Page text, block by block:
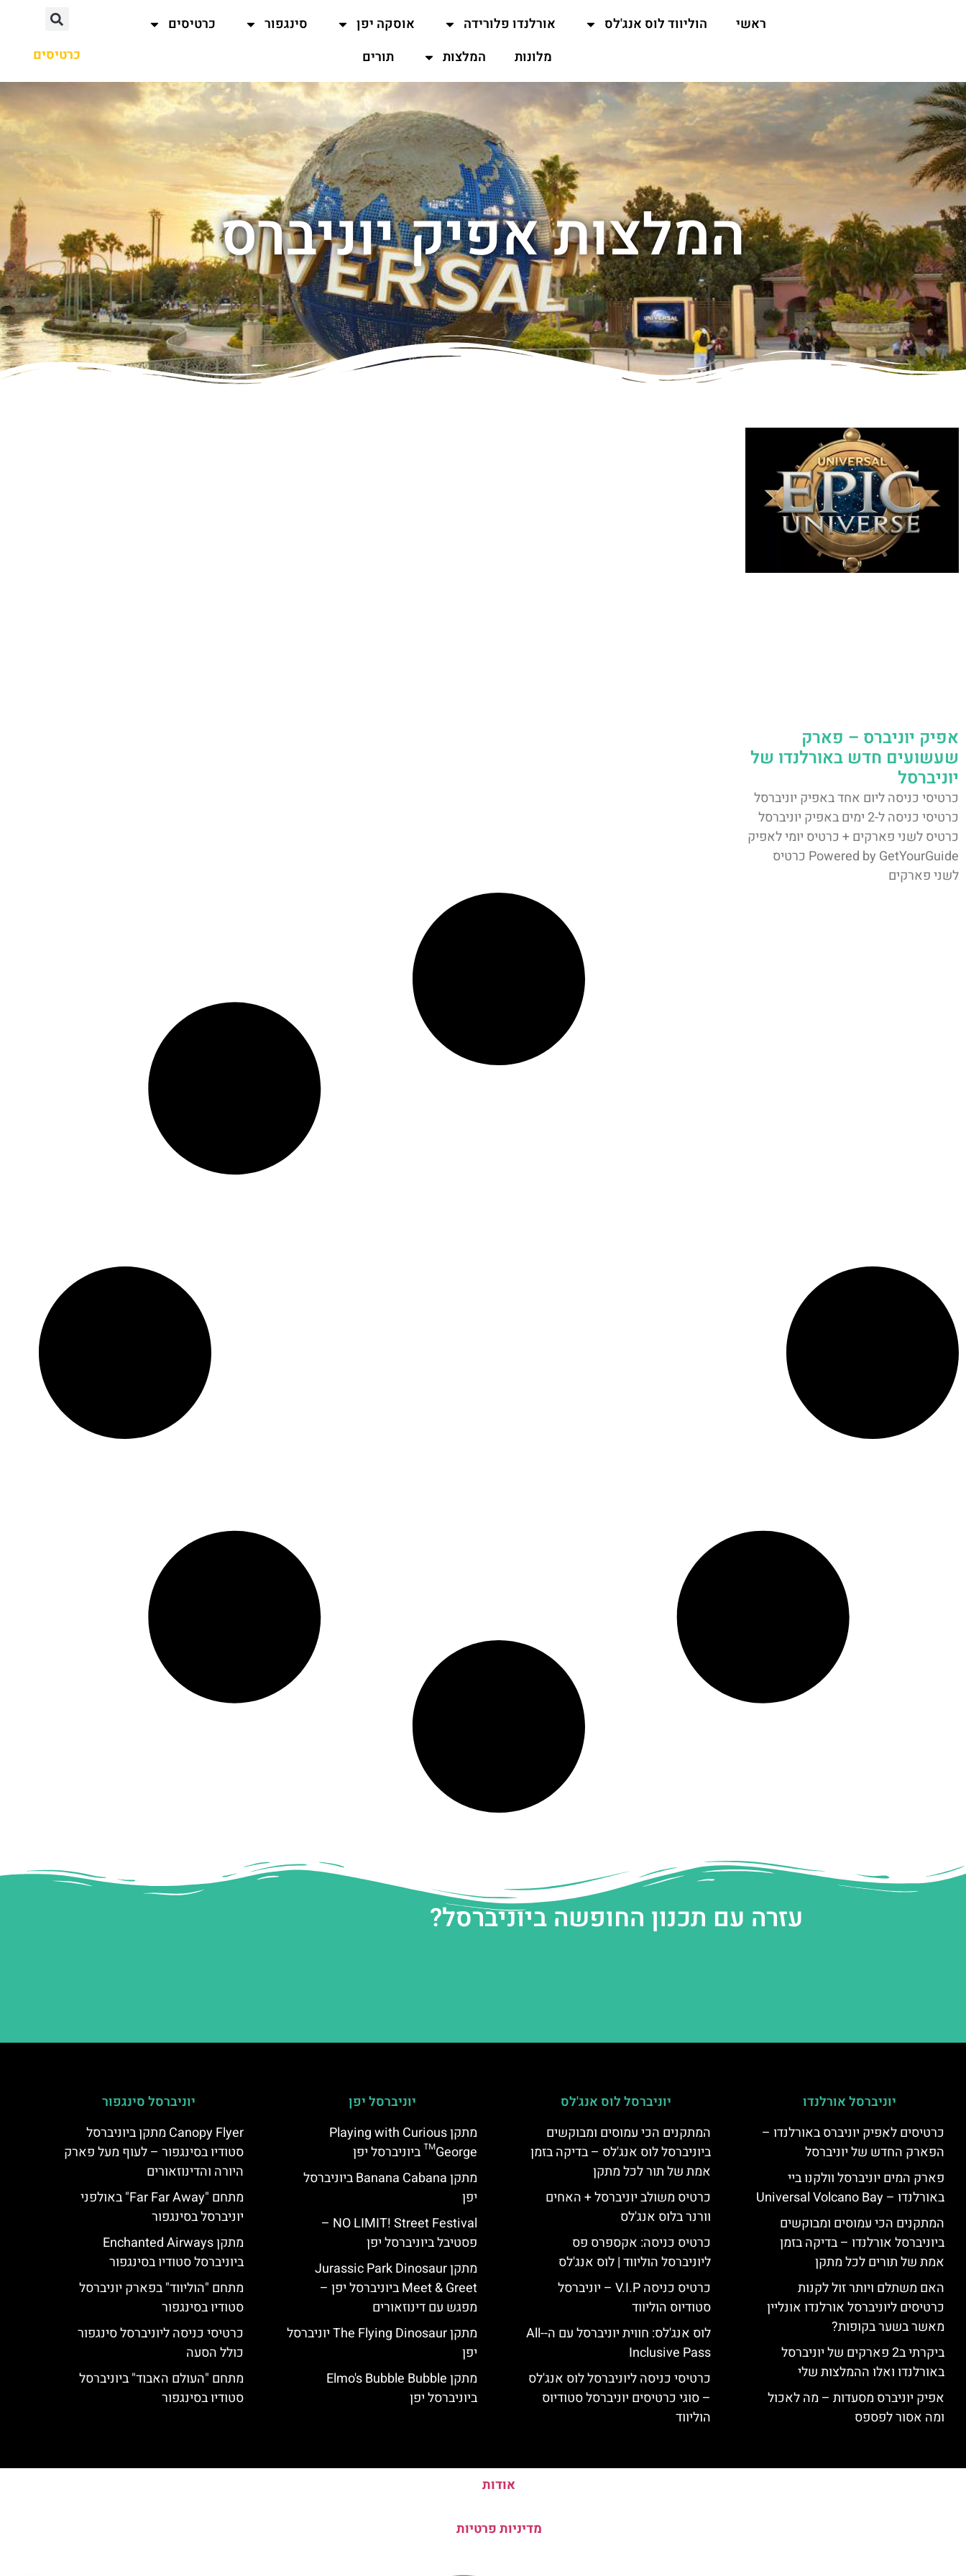
ראשי הוליווד לוס אנג'לס אורלנדו פלורידה אוסקה יפן סינגפור
כרטיסים
מלונות
המלצות תורים כרטיסים
המלצות אפיק יוניברס
אפיק יוניברס – פארק
שעשועים חדש באורלנדו של
יוניברסל
כרטיסי כניסה ליום אחד באפיק יוניברסל
כרטיסי כניסה ל-2 ימים באפיק יוניברסל
כרטיס לשני פארקים + כרטיס יומי לאפיק
Powered by GetYourGuide כרטיס
לשני פארקים
עזרה עם תכנון החופשה ביוניברסל?
יוניברסל אורלנדו
כרטיסים לאפיק יוניברס באורלנדו –
הפארק החדש של יוניברסל
פארק המים יוניברסל וולקנו ביי
באורלנדו – Universal Volcano Bay
המתקנים הכי עמוסים ומבוקשים
ביוניברסל אורלנדו – בדיקה בזמן
אמת של תורים לכל מתקן
האם משתלם ויותר זול לקנות
כרטיסים ליוניברסל אורלנדו אונליין
מאשר בשער בקופות?
ביקרתי ב2 פארקים של יוניברסל
באורלנדו ואלו ההמלצות שלי
אפיק יוניברס מסעדות – מה לאכול
ומה אסור לפספס
יוניברסל לוס אנג'לס
המתקנים הכי עמוסים ומבוקשים
ביוניברסל לוס אנג'לס – בדיקה בזמן
אמת של תור לכל מתקן
כרטיס משולב יוניברסל + האחים
וורנר בלוס אנג'לס
כרטיס כניסה: אקספרס פס
ליוניברסל הוליווד | לוס אנג'לס
כרטיס כניסה V.I.P – יוניברסל
סטודיוס הוליווד
לוס אנג'לס: חווית יוניברסל עם ה-All-
Inclusive Pass
כרטיסי כניסה ליוניברסל לוס אנג'לס
– סוגי כרטיסים יוניברסל סטודיוס
הוליווד
יוניברסל יפן
מתקן Playing with Curious
George™ ביוניברסל יפן
מתקן Banana Cabana ביוניברסל
יפן
NO LIMIT! Street Festival –
פסטיבל ביוניברסל יפן
מתקן Jurassic Park Dinosaur
Meet & Greet ביוניברסל יפן –
מפגש עם דינוזאורים
מתקן The Flying Dinosaur יוניברסל
יפן
מתקן Elmo's Bubble Bubble
ביוניברסל יפן
יוניברסל סינגפור
Canopy Flyer מתקן ביוניברסל
סטודיו בסינגפור – לעוף מעל פארק
היורה והדינוזאורים
מתחם "Far Far Away" באולפני
יוניברסל בסינגפור
מתקן Enchanted Airways
ביוניברסל סטודיו בסינגפור
מתחם "הוליווד" בפארק יוניברסל
סטודיו בסינגפור
כרטיסי כניסה ליוניברסל סינגפור
כולל הסעה
מתחם "העולם האבוד" ביוניברסל
סטודיו בסינגפור
אודות
מדיניות פרטיות